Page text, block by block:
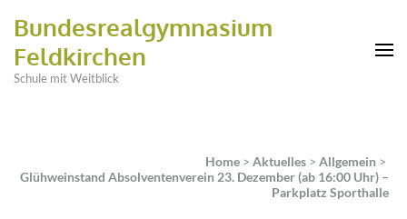
Bundesrealgymnasium
Feldkirchen
Schule mit Weitblick
Home > Aktuelles > Allgemein >
Glühweinstand Absolventenverein 23. Dezember (ab 16:00 Uhr) –
Parkplatz Sporthalle